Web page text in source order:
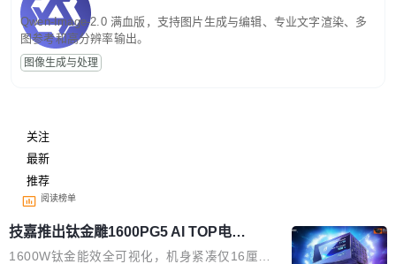
Qwen-Image-2.0 满血版，支持图片生成与编辑、专业文字渲染、多
图参考和高分辨率输出。
图像生成与处理
关注
最新
推荐
阅读榜单
技嘉推出钛金雕1600PG5 AI TOP电
源：为发烧级主机与本地AI算力打造旗
1600W钛金能效全可视化，机身紧凑仅16厘米